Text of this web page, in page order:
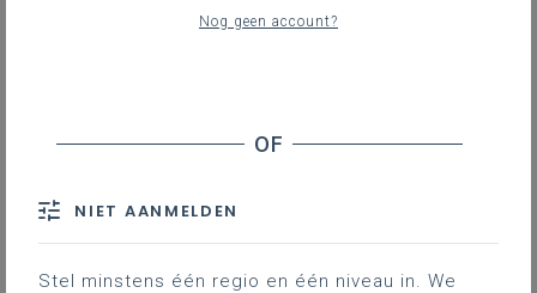
Nog geen account?
NIET AANMELDEN
Stel minstens één regio en één niveau in. We